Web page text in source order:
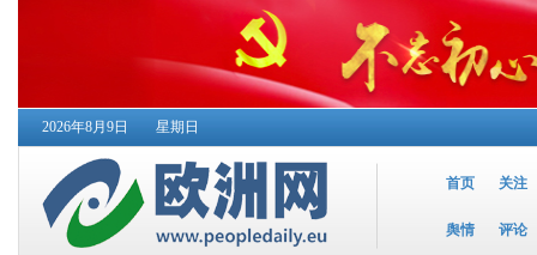
2026年8月9日 星期日
首页 关注
舆情 评论